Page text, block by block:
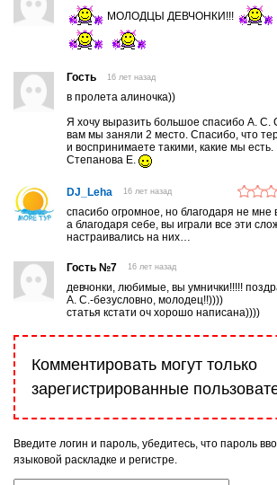
МОЛОДЦЫ ДЕВЧОНКИ!!!
Гость 16 лет назад
в пролета алиночка))
Я хочу выразить большое спасибо А. С.
вам мы заняли 2 место. Спасибо, что
и воспринимаете такими, какие мы есть.
Степанова Е.
DJ_Leha 16 лет назад
спасибо огромное, но благодаря не мне
а благодаря себе, вы играли все эти
настраивались на них…
Гость №7 16 лет назад
девчонки, любимые, вы умнички!!!!!
А. С.-безусловно, молодец!!))))
статья кстати оч хорошо написана))))
Комментировать могут только
зарегистрированные
Введите логин и пароль, убедитесь, что пароль
языковой раскладке и регистре.